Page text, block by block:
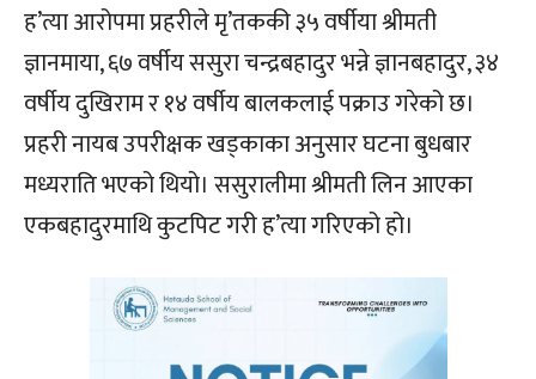
ह’त्या आरोपमा प्रहरीले मृ’तककी ३५ वर्षीया श्रीमती
ज्ञानमाया, ६७ वर्षीय ससुरा चन्द्रबहादुर भन्ने ज्ञानबहादुर, ३४
वर्षीय दुखिराम र १४ वर्षीय बालकलाई पक्राउ गरेको छ।
प्रहरी नायब उपरीक्षक खड्काका अनुसार घटना बुधबार
मध्यराति भएको थियो। ससुरालीमा श्रीमती लिन आएका
एकबहादुरमाथि कुटपिट गरी ह’त्या गरिएको हो।